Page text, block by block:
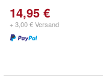
14,95 €
+ 3,00 € Versand